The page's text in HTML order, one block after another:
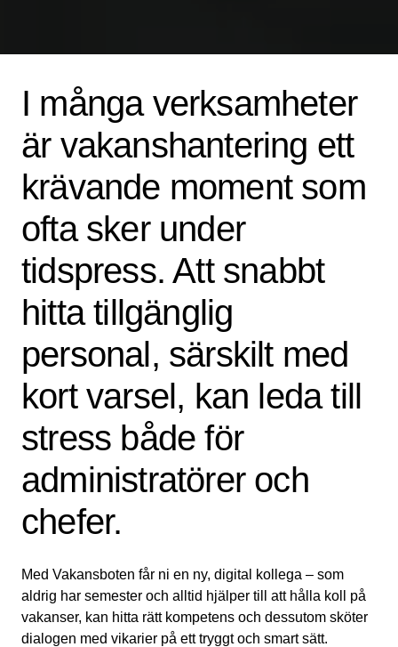
I många verksamheter
är vakanshantering ett
krävande moment som
ofta sker under
tidspress. Att snabbt
hitta tillgänglig
personal, särskilt med
kort varsel, kan leda till
stress både för
administratörer och
chefer.
Med Vakansboten får ni en ny, digital kollega – som
aldrig har semester och alltid hjälper till att hålla koll på
vakanser, kan hitta rätt kompetens och dessutom sköter
dialogen med vikarier på ett tryggt och smart sätt.